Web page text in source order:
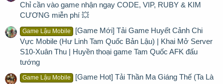
Chỉ cần vào game nhận ngay CODE, VIP, RUBY & KIM
CƯƠNG miễn phí 💥
Game Lậu Mobile
[Game Mới] Tải Game Huyết Cảnh Chi
Vực Mobile (Hư Linh Tam Quốc Bản Lậu) | Khai Mở Server
S10-Xuân Thu | Huyền thoại game Tam Quốc AFK đấu
tướng
Game Lậu Mobile
[Game Hot] Tải Thần Ma Giáng Thế (Ta Là